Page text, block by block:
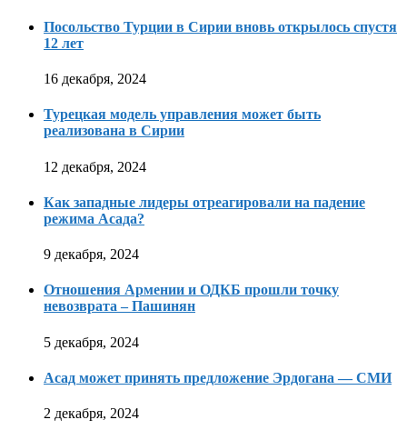
Посольство Турции в Сирии вновь открылось спустя
12 лет
16 декабря, 2024
Турецкая модель управления может быть
реализована в Сирии
12 декабря, 2024
Как западные лидеры отреагировали на падение
режима Асада?
9 декабря, 2024
Отношения Армении и ОДКБ прошли точку
невозврата – Пашинян
5 декабря, 2024
Асад может принять предложение Эрдогана — СМИ
2 декабря, 2024